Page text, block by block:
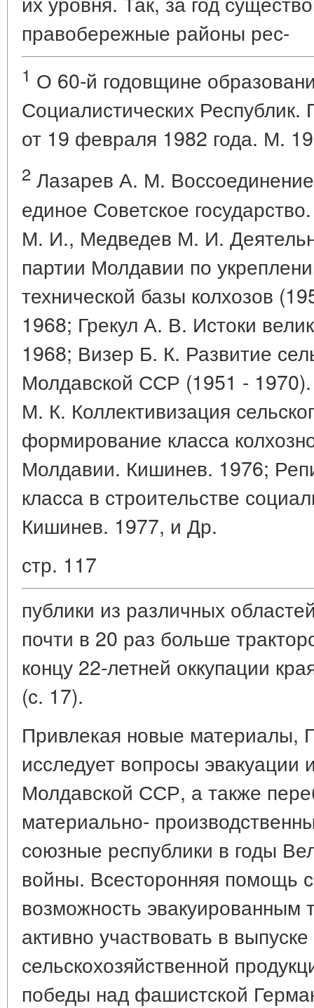
правобережные районы рес-
1 О 60-й годовщине
Социалистических
от 19 февраля 1982 года. М.
2 Лазарев А. М.
единое Советское
М. И., Медведев М. И.
партии Молдавии по
технической базы колхозов
1968; Грекул А. В. Истоки
1968; Визер Б. К. Развитие
Молдавской ССР (1951 -
М. К. Коллективизация
формирование класса
Молдавии. Кишинев. 1976;
класса в строительстве
Кишинев. 1977, и Др.
стр. 117
публики из различных
почти в 20 раз больше
концу 22-летней оккупации
(с. 17).
Привлекая новые материалы,
исследует вопросы
Молдавской ССР, а также
материально-
союзные республики в годы
войны. Всесторонняя помощь
возможность
активно участвовать в
сельскохозяйственной
победы над фашистской